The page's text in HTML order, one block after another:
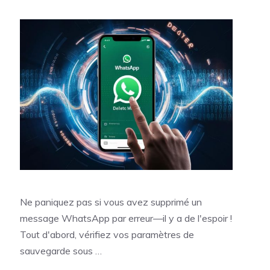
Ne paniquez pas si vous avez supprimé un
message WhatsApp par erreur—il y a de l'espoir !
Tout d'abord, vérifiez vos paramètres de
sauvegarde sous …